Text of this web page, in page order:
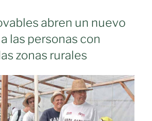
abren un nuevo
las personas con
zonas rurales